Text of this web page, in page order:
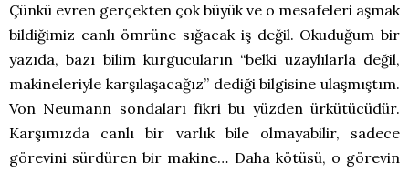
Çünkü evren gerçekten çok büyük ve o mesafeleri aşmak
bildiğimiz canlı ömrüne sığacak iş değil. Okuduğum bir
yazıda, bazı bilim kurgucuların “belki uzaylılarla değil,
makineleriyle karşılaşacağız” dediği bilgisine ulaşmıştım.
Von Neumann sondaları fikri bu yüzden ürkütücüdür.
Karşımızda canlı bir varlık bile olmayabilir, sadece
görevini sürdüren bir makine… Daha kötüsü, o görevin